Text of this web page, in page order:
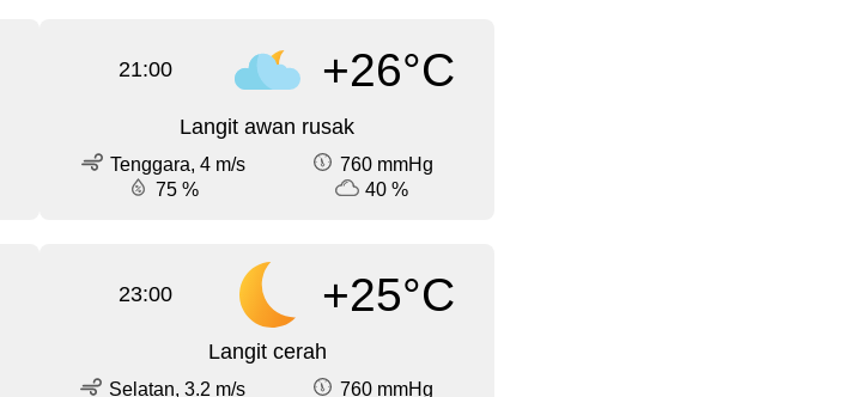
21:00 +26°C
Langit awan rusak
Tenggara, 4 m/s
760 mmHg
75 %
40 %
23:00 +25°C
Langit cerah
Selatan, 3.2 m/s
760 mmHg